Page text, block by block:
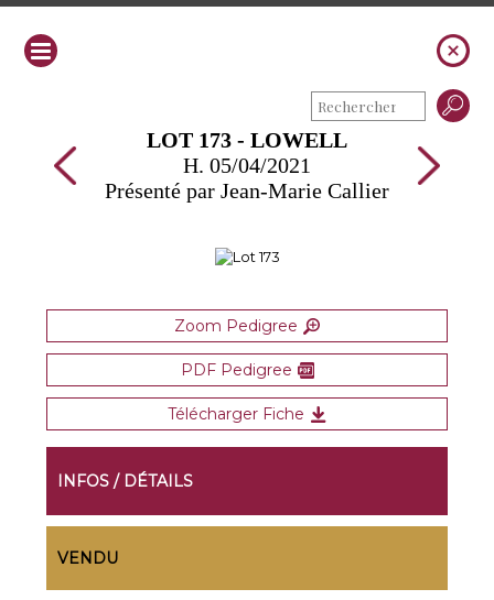
LOT 173 - LOWELL
H. 05/04/2021
Présenté par Jean-Marie Callier
Zoom Pedigree
PDF Pedigree
Télécharger Fiche
INFOS / DÉTAILS
VENDU